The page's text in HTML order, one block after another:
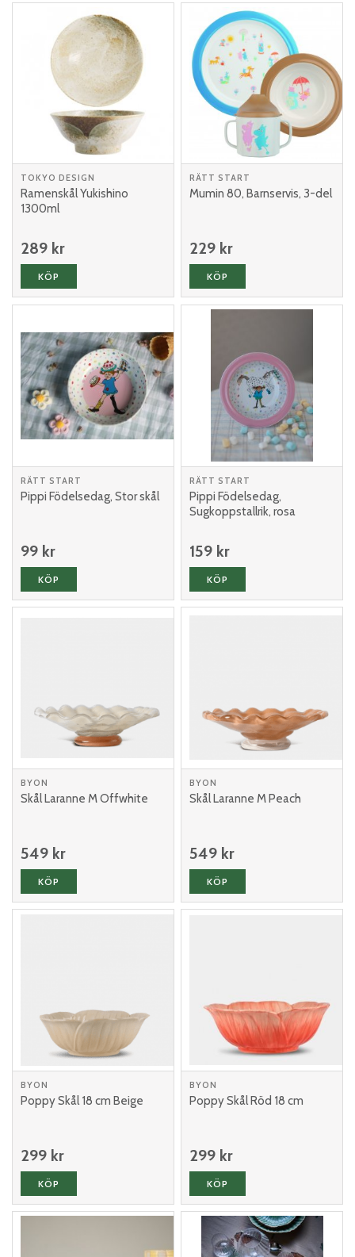
TOKYO DESIGN
Ramenskål Yukishino
1300ml
289 kr
KÖP
RÄTT START
Mumin 80, Barnservis, 3-del
229 kr
KÖP
RÄTT START
Pippi Födelsedag, Stor skål
99 kr
KÖP
RÄTT START
Pippi Födelsedag,
Sugkoppstallrik, rosa
159 kr
KÖP
BYON
Skål Laranne M Offwhite
549 kr
KÖP
BYON
Skål Laranne M Peach
549 kr
KÖP
BYON
Poppy Skål 18 cm Beige
299 kr
KÖP
BYON
Poppy Skål Röd 18 cm
299 kr
KÖP